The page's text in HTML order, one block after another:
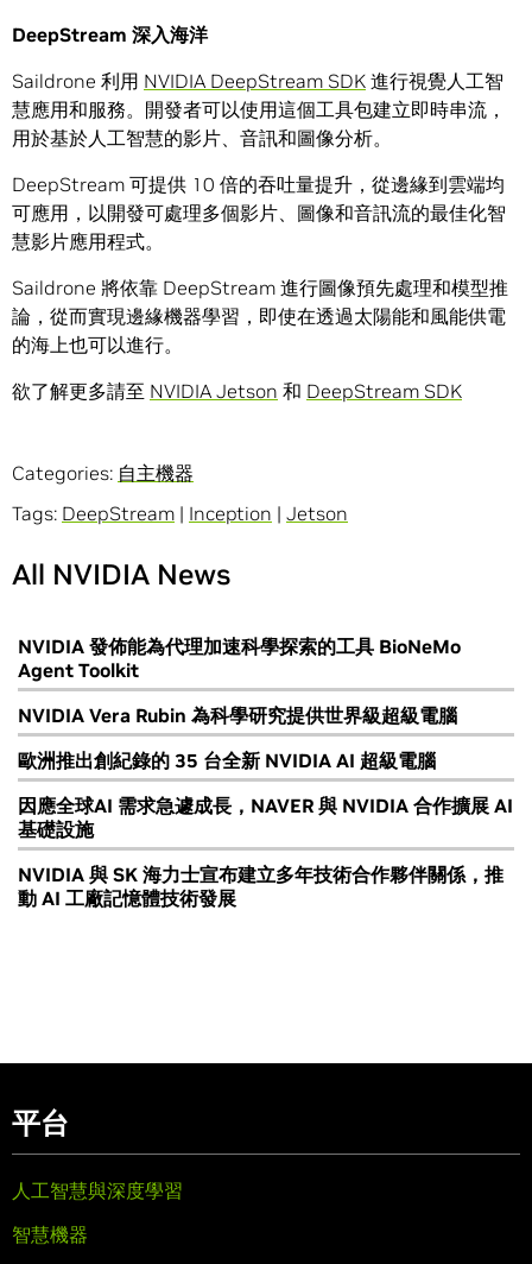
DeepStream 深入海洋
Saildrone 利用 NVIDIA DeepStream SDK 進行視覺人工智
慧應用和服務。開發者可以使用這個工具包建立即時串流，
用於基於人工智慧的影片、音訊和圖像分析。
DeepStream 可提供 10 倍的吞吐量提升，從邊緣到雲端均
可應用，以開發可處理多個影片、圖像和音訊流的最佳化智
慧影片應用程式。
Saildrone 將依靠 DeepStream 進行圖像預先處理和模型推
論，從而實現邊緣機器學習，即使在透過太陽能和風能供電
的海上也可以進行。
欲了解更多請至 NVIDIA Jetson 和 DeepStream SDK
Categories: 自主機器
Tags: DeepStream | Inception | Jetson
All NVIDIA News
NVIDIA 發佈能為代理加速科學探索的工具 BioNeMo
Agent Toolkit
NVIDIA Vera Rubin 為科學研究提供世界級超級電腦
歐洲推出創紀錄的 35 台全新 NVIDIA AI 超級電腦
因應全球AI 需求急遽成長，NAVER 與 NVIDIA 合作擴展 AI
基礎設施
NVIDIA 與 SK 海力士宣布建立多年技術合作夥伴關係，推
動 AI 工廠記憶體技術發展
平台
人工智慧與深度學習
智慧機器